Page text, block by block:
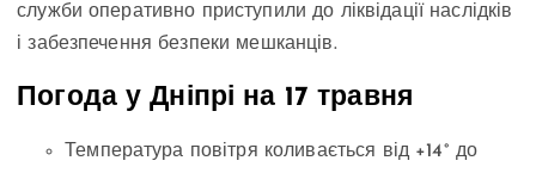
служби оперативно приступили до ліквідації наслідків
і забезпечення безпеки мешканців.
Погода у Дніпрі на 17 травня
Температура повітря коливається від +14° до